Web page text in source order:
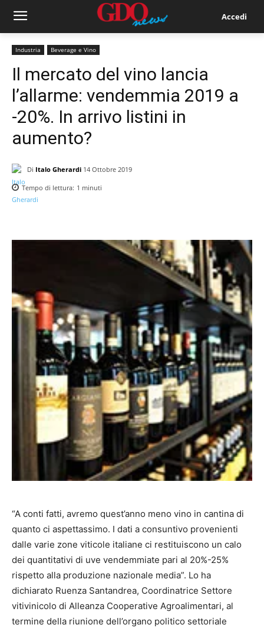
Accedi
Industria Beverage e Vino
Il mercato del vino lancia
l’allarme: vendemmia 2019 a
-20%. In arrivo listini in
aumento?
Di Italo Gherardi 14 Ottobre 2019
Tempo di lettura: 1 minuti
“A conti fatti, avremo quest’anno meno vino in cantina di
quanto ci aspettassimo. I dati a consuntivo provenienti
dalle varie zone viticole italiane ci restituiscono un calo
dei quantitativi di uve vendemmiate pari al 20%-25%
rispetto alla produzione nazionale media”. Lo ha
dichiarato Ruenza Santandrea, Coordinatrice Settore
vitivinicolo di Alleanza Cooperative Agroalimentari, al
termine della riunione dell’organo politico settoriale